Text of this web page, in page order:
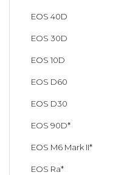
EOS 40D
EOS 30D
EOS 10D
EOS D60
EOS D30
EOS 90D*
EOS M6 Mark II*
EOS Ra*